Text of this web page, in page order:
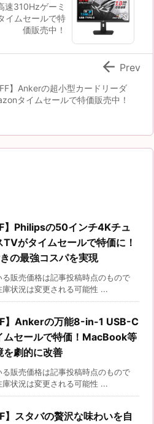
速310Hzゲーミ
イムセールで特
価販売中！
】Ankerの超小型カードリーダ
タイムセールで特価販売中！
 Prev
】Philipsの50インチ4Kチュ
TVがタイムセールで特価に！
の最強コスパを実現
販売価格は記事投稿時点のもので
庫状況は変更される可能性 ...
】Ankerの万能8-in-1 USB-C
ムセールで特価！MacBook等
を劇的に改善
販売価格は記事投稿時点のもので
庫状況は変更される可能性 ...
】スタバの贅沢な味わいを自